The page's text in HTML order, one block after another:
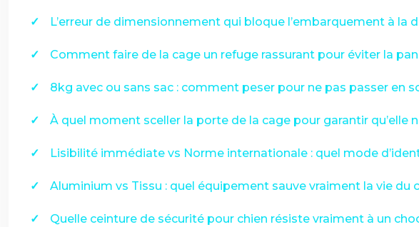
L’erreur de dimensionnement qui bloque l’embarquement à la
Comment faire de la cage un refuge rassurant pour éviter la
8kg avec ou sans sac : comment peser pour ne pas passer en
À quel moment sceller la porte de la cage pour garantir qu’elle
Lisibilité immédiate vs Norme internationale : quel mode
Aluminium vs Tissu : quel équipement sauve vraiment la vie du
Quelle ceinture de sécurité pour chien résiste vraiment à un